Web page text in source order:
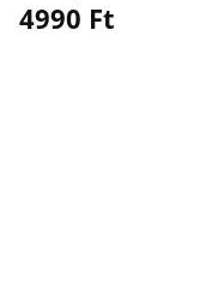
4990 Ft